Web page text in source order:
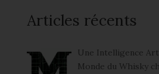
Articles récents
Une Intelligence
Monde du Whisky